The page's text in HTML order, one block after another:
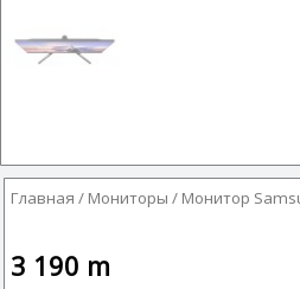
Главная / Мониторы / Монитор
3 190 m